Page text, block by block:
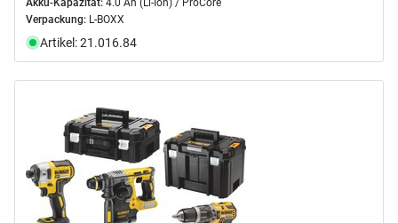
Verpackung: L-BOXX
Artikel: 21.016.84